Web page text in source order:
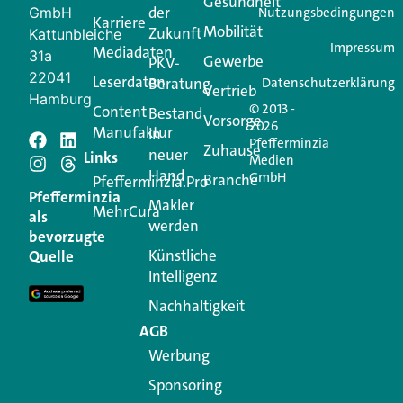
Jetzt anmelden
Schreiben Sie einen
Kommentar
Ihre E-Mail-Adresse wird nicht veröffentlicht.
Erforderliche Felder sind mit
Kommentar
GmbH
Kattunbleiche
31a
22041
Hamburg
Pfefferminzia
als
bevorzugte
Quelle
Karriere
Mediadaten
Leserdaten
Content
Manufaktur
Links
Pfefferminzia.Pro
MehrCura
der
Zukunft
PKV-
Beratung
Bestand
in
neuer
Hand
Makler
werden
Künstliche
Intelligenz
Nachhaltigkeit
AGB
Werbung
Sponsoring
Mobilität
Gewerbe
Vertrieb
Vorsorge
Zuhause
Branche
© 2013 -
2026
Pfefferminzia
Medien
GmbH
Nutzungsbedingungen
Impressum
Datenschutzerklärung